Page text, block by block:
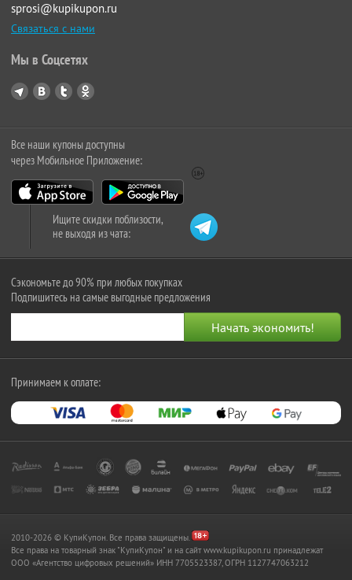
sprosi@kupikupon.ru
Связаться с нами
Мы в Соцсетях
Все наши купоны доступны
через Мобильное Приложение:
Ищите скидки поблизости,
не выходя из чата:
Сэкономьте до 90% при любых покупках
Подпишитесь на самые выгодные предложения
Принимаем к оплате:
2010-2026 © КупиКупон. Все права защищены.
Все права на товарный знак "КупиКупон" и на сайт www.kupikupon.ru принадлежат
OOO «Агентство цифровых решений» ИНН 7705523387, ОГРН 1127747063212